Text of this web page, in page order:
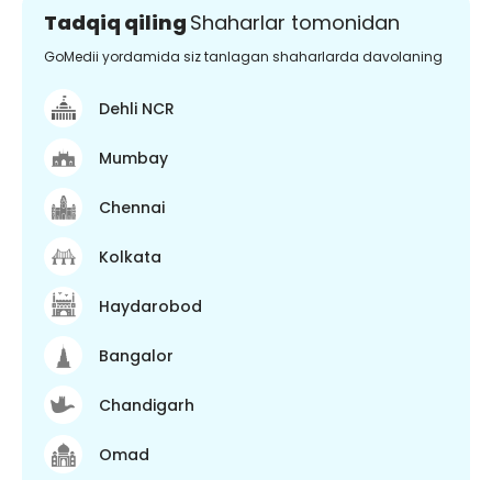
Tadqiq qiling Shaharlar tomonidan
GoMedii yordamida siz tanlagan shaharlarda davolaning
Dehli NCR
Mumbay
Chennai
Kolkata
Haydarobod
Bangalor
Chandigarh
Omad